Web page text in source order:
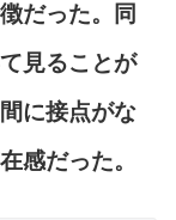
だった。同
見ることが
に接点がな
感だった。